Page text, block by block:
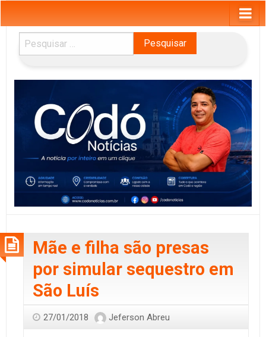
Pesquisar
por:
Mãe e filha são presas
por simular sequestro em
São Luís
27/01/2018 Jeferson Abreu